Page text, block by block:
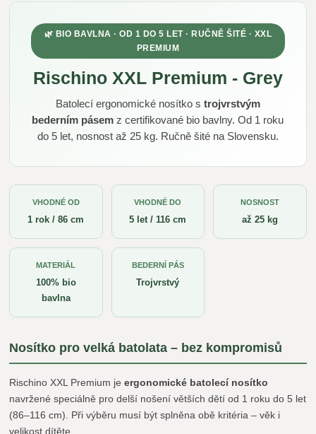
🌿 BIO BAVLNA · OD 1 DO 5 LET · RUČNĚ ŠITÉ · XXL
PREMIUM
Rischino XXL Premium - Grey
Batolecí ergonomické nosítko s trojvrstvým
bederním pásem z certifikované bio bavlny. Od 1 roku
do 5 let, nosnost až 25 kg. Ručně šité na Slovensku.
VHODNÉ OD
1 rok / 86 cm
VHODNÉ DO
5 let / 116 cm
NOSNOST
až 25 kg
MATERIÁL
100% bio
bavlna
BEDERNÍ PÁS
Trojvrstvý
Nosítko pro velká batolata – bez kompromisů
Rischino XXL Premium jeergonomické batolecí nosítko
navržené speciálně pro delší nošení větších dětí od 1 roku do 5 let
(86–116 cm). Při výběru musí být splněna obě kritéria – věk i
velikost dítěte.